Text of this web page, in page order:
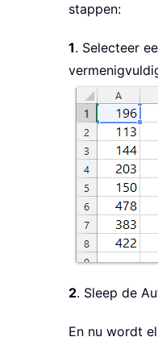
stappen:
1. Selecteer
2. Sleep de
En nu wordt